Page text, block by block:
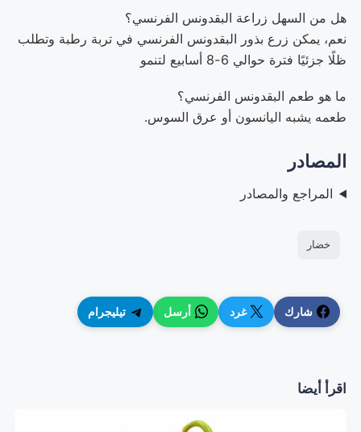
هل من السهل زراعة البقدونس الفرنسي؟
نعم، يمكن زرع بذور البقدونس الفرنسي في تربة رطبة وتطلب
ظلًا جزئيًا فترة حوالي 6-8 أسابيع لتنمو
ما هو طعم البقدونس الفرنسي؟
طعمه يشبه اليانسون أو عرق السوس.
المصادر
المراجع والمصادر
خضار
شارك غرد أرسل تيليجرام
اقرأ أيضا